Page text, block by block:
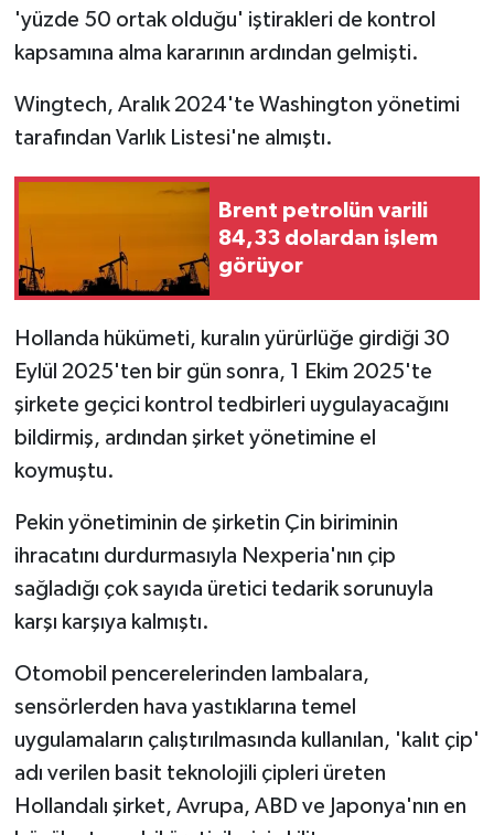
'yüzde 50 ortak olduğu' iştirakleri de kontrol
kapsamına alma kararının ardından gelmişti.
Wingtech, Aralık 2024'te Washington yönetimi
tarafından Varlık Listesi'ne almıştı.
Brent petrolün varili
84,33 dolardan işlem
görüyor
Hollanda hükümeti, kuralın yürürlüğe girdiği 30
Eylül 2025'ten bir gün sonra, 1 Ekim 2025'te
şirkete geçici kontrol tedbirleri uygulayacağını
bildirmiş, ardından şirket yönetimine el
koymuştu.
Pekin yönetiminin de şirketin Çin biriminin
ihracatını durdurmasıyla Nexperia'nın çip
sağladığı çok sayıda üretici tedarik sorunuyla
karşı karşıya kalmıştı.
Otomobil pencerelerinden lambalara,
sensörlerden hava yastıklarına temel
uygulamaların çalıştırılmasında kullanılan, 'kalıt çip'
adı verilen basit teknolojili çipleri üreten
Hollandalı şirket, Avrupa, ABD ve Japonya'nın en